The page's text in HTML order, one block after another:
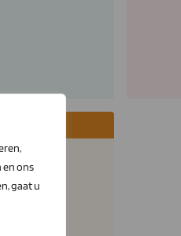
en ons
gaat u
& Call